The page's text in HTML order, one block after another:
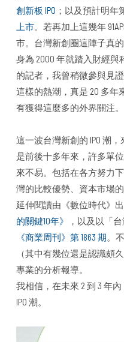
創新板 IPO ；以及預計明年
上市。若再加上這幾年
市。台灣新創圈這陣子真的
身為 2000 年就踏入財經與
的記者，我曾稍微參與見
這樣的熱潮，真是 20 多年
有獲得這麼多的外界關注。
這一波台灣新創的 IPO 潮
是前後十多年來，許多單
來不易。包括在各方努力
灣的比較優勢、資本市場
延伸閱讀由《數位時代》
的關鍵10年》
，以及以「
《商業周刊》第 1863 期。
（其中有幾位還是認識頗
專業的分析報導。
我相信，在未來 2 到 3 年
IPO 潮。